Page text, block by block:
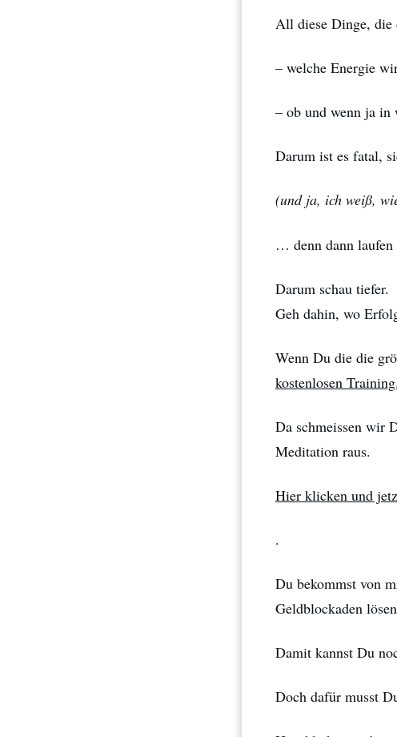
All diese Dinge, die
– welche Energie
– ob und wenn ja in
Darum ist es fatal,
(und ja, ich weiß,
… denn dann
Darum schau tiefer.
Geh dahin, wo
Wenn Du die die
kostenlosen Training.
Da schmeissen wir
Meditation raus.
Hier klicken und
.
Du bekommst von
Geldblockaden
Damit kannst Du
Doch dafür musst